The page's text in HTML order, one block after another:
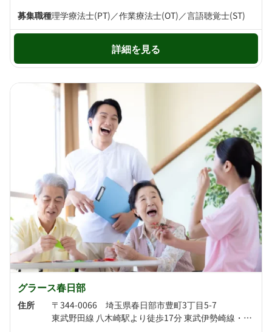
募集職種理学療法士(PT)／作業療法士(OT)／言語聴覚士(ST)
詳細を見る
グラース春日部
住所
〒344-0066 埼玉県春日部市豊町3丁目5-7
東武野田線 八木崎駅より徒歩17分 東武伊勢崎線・東武野田線 春日部駅より徒歩21分